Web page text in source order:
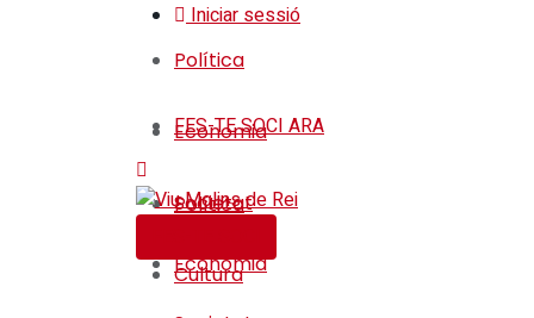
Iniciar sessió
Política
Economia
Societat
Cultura
FES-TE SOCI ARA
Política
Economia